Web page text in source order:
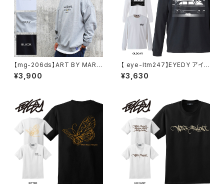
【mg-206ds】ART BY MARK
GONZALE ( What it isNt ワッ
トイットイズント) アートバイ マ
¥3,900
【 eye-ltm247】EYEDY アイデ
ィー 大きいサイズ メンズ ロング
Tシャツ GOD IS DEAD ロンT
HITE BLACK ホワイト ブラック
¥3,630